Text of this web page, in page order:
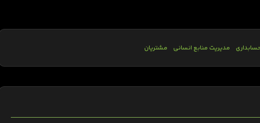
مدیریت منابع انسانی مشتریان